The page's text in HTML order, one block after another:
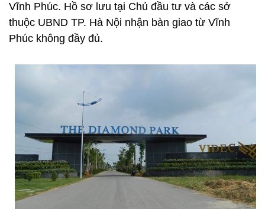
Vĩnh Phúc. Hồ sơ lưu tại Chủ đầu tư và các sở
thuộc UBND TP. Hà Nội nhận bàn giao từ Vĩnh
Phúc không đầy đủ.